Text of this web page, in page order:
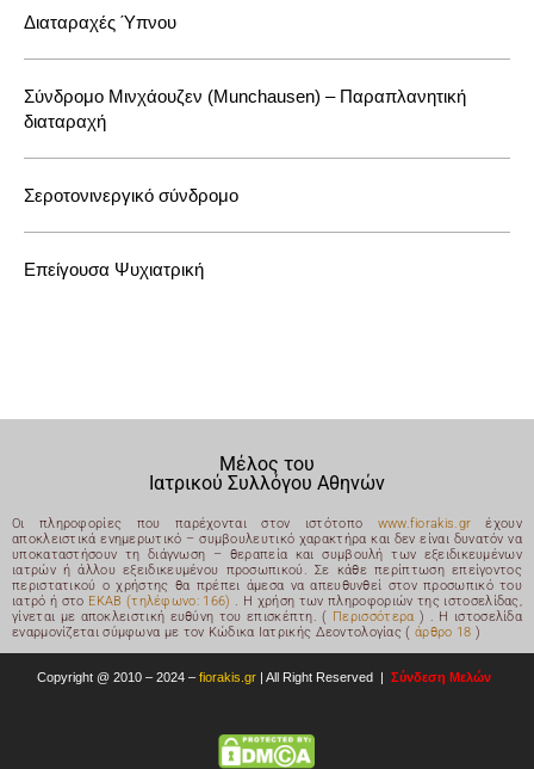
Διαταραχές Ύπνου
Σύνδρομο Μινχάουζεν (Munchausen) – Παραπλανητική
διαταραχή
Σεροτονινεργικό σύνδρομο
Επείγουσα Ψυχιατρική
Μέλος του
Ιατρικού Συλλόγου Αθηνών
Οι πληροφορίες που παρέχονται στον ιστότοπο www.fiorakis.gr έχουν
αποκλειστικά ενημερωτικό – συμβουλευτικό χαρακτήρα και δεν είναι δυνατόν να
υποκαταστήσουν τη διάγνωση – θεραπεία και συμβουλή των εξειδικευμένων
ιατρών ή άλλου εξειδικευμένου προσωπικού. Σε κάθε περίπτωση επείγοντος
περιστατικού ο χρήστης θα πρέπει άμεσα να απευθυνθεί στον προσωπικό του
ιατρό ή στο ΕΚΑΒ (τηλέφωνο: 166) . Η χρήση των πληροφοριών της ιστοσελίδας,
γίνεται με αποκλειστική ευθύνη του επισκέπτη. ( Περισσότερα ) . Η ιστοσελίδα
εναρμονίζεται σύμφωνα με τον Κώδικα Ιατρικής Δεοντολογίας (άρθρο 18 )
Copyright @ 2010 – 2024 – fiorakis.gr | All Right Reserved | Σύνδεση Μελών